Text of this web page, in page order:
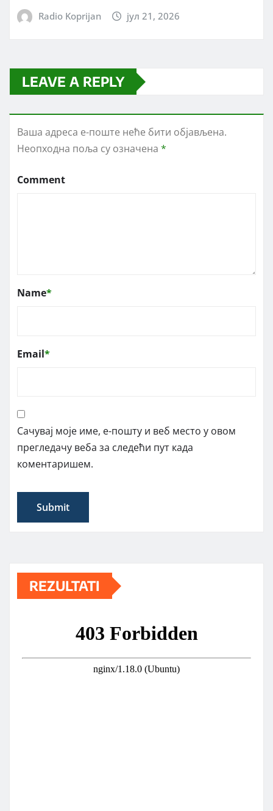
Radio Koprijan јул 21, 2026
LEAVE A REPLY
Ваша адреса е-поште неће бити објављена.
Неопходна поља су означена *
Comment
Name*
Email*
Сачувај моје име, е-пошту и веб место у овом
прегледачу веба за следећи пут када
коментаришем.
REZULTATI